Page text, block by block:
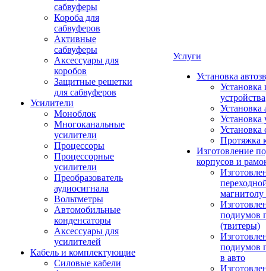
сабвуферы
Короба для
сабвуферов
Активные
сабвуферы
Аксессуары для
коробов
Защитные решетки
для сабвуферов
Усилители
Моноблок
Многоканальные
усилители
Процессоры
Процессорные
усилители
Преобразователь
аудиосигнала
Вольтметры
Автомобильные
конденсаторы
Аксессуары для
усилителей
Кабель и комплектующие
Силовые кабели
Услуги
Установка
Установка
устройства
Установка
Установка
Установка
Протяжка
Изготовление
корпусов и
подиумов
(твитеры)
подиумов
в авто